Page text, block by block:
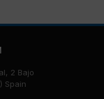
2 Bajo
Spain